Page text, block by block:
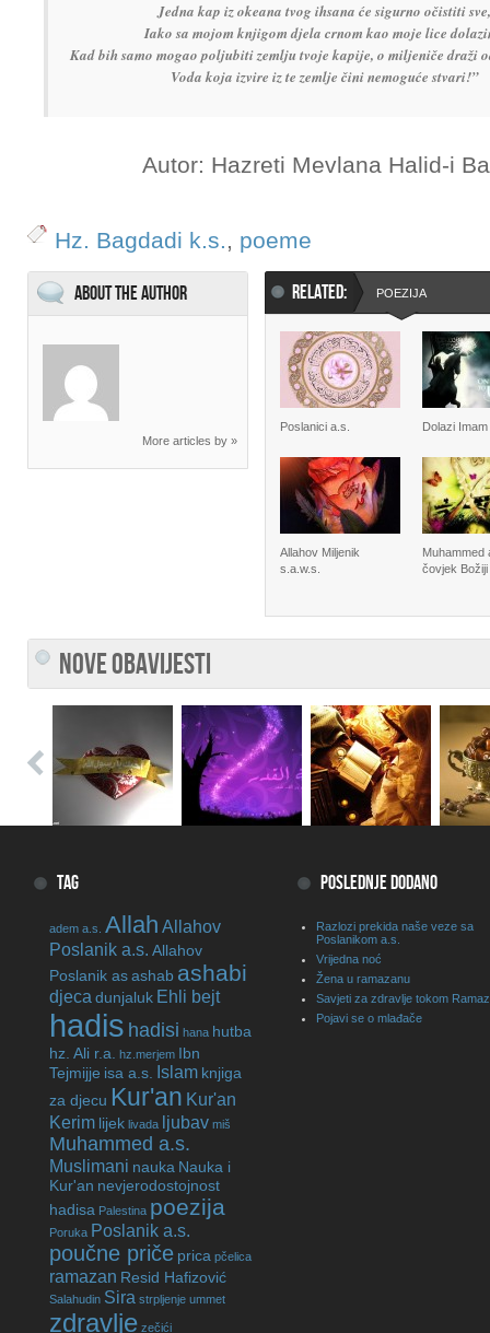
Jedna kap iz okeana tvog ihsana će sigurno očistiti sve,
Iako sa mojom knjigom djela crnom kao moje lice
Kad bih samo mogao poljubiti zemlju tvoje kapije, o miljeniče draži
Voda koja izvire iz te zemlje čini nemoguće stvari!”
Autor: Hazreti Mevlana Halid-i
Hz. Bagdadi k.s., poeme
About the Author
More articles by »
RELATED: POEZIJA
Poslanici a.s. Dolazi Imam
Allahov Miljenik
s.a.w.s.
Muhammed
čovjek Božiji
NOVE OBAVIJESTI
TAG
adem a.s. Allah Allahov
Poslanik a.s. Allahov
Poslanik asashab ashabi
djeca dunjaluk Ehli bejt
hadis hadisi hana hutba
hz. Ali r.a.
hz.merjem Ibn
Tejmijje isa a.s. Islam knjiga
za djecu Kur'an Kur'an
Kerim lijek livada ljubav miš
Muhammed a.s.
Muslimani nauka Nauka i
Kur'an nevjerodostojnost
hadisa Palestina poezija
Poruka Poslanik a.s.
poučne priče prica pčelica
ramazan Resid Hafizović
Salahudin Sira strpljenje ummet
zdravlje zečići
POSLEDNJE DODANO
Razlozi prekida naše veze sa
Poslanikom a.s.
Vrijedna noć
Žena u ramazanu
Savjeti za zdravlje tokom
Pojavi se o mlađače